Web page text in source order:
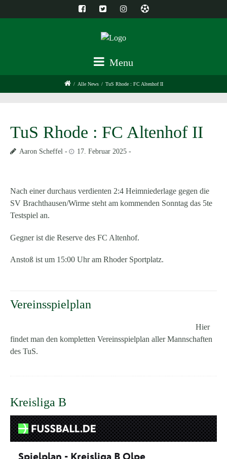
Menu
/ Alle News / TuS Rhode : FC Altenhof II
TuS Rhode : FC Altenhof II
Aaron Scheffel 17. Februar 2025
Nach einer durchaus verdienten 2:4 Heimniederlage gegen die
SV Brachthausen/Wirme steht am kommenden Sonntag das 5te
Testspiel an.
Gegner ist die Reserve des FC Altenhof.
Anstoß ist um 15:00 Uhr am Rhoder Sportplatz.
Vereinsspielplan
Hier
findet man den kompletten Vereinsspielplan aller Mannschaften
des TuS.
Kreisliga B